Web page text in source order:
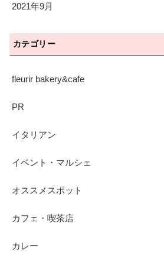
2021年9月
カテゴリー
fleurir bakery&cafe
PR
イタリアン
イベント・マルシェ
オススメスポット
カフェ・喫茶店
カレー